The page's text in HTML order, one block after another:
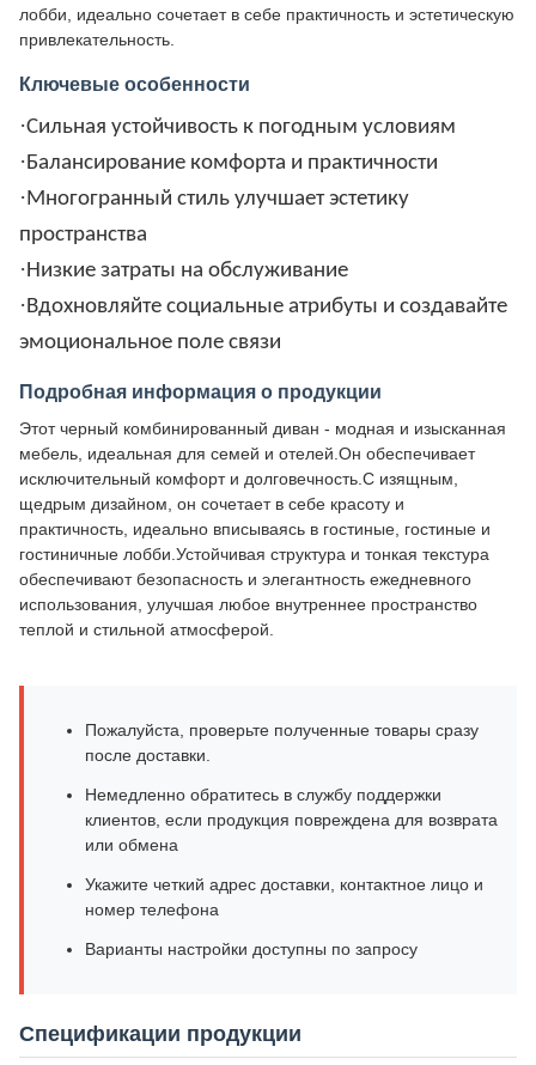
лобби, идеально сочетает в себе практичность и эстетическую
привлекательность.
Ключевые особенности
·Сильная устойчивость к погодным условиям
·Балансирование комфорта и практичности
·Многогранный стиль улучшает эстетику
пространства
·Низкие затраты на обслуживание
·Вдохновляйте социальные атрибуты и создавайте
эмоциональное поле связи
Подробная информация о продукции
Этот черный комбинированный диван - модная и изысканная
мебель, идеальная для семей и отелей.Он обеспечивает
исключительный комфорт и долговечность.С изящным,
щедрым дизайном, он сочетает в себе красоту и
практичность, идеально вписываясь в гостиные, гостиные и
гостиничные лобби.Устойчивая структура и тонкая текстура
обеспечивают безопасность и элегантность ежедневного
использования, улучшая любое внутреннее пространство
теплой и стильной атмосферой.
Пожалуйста, проверьте полученные товары сразу
после доставки.
Немедленно обратитесь в службу поддержки
клиентов, если продукция повреждена для возврата
или обмена
Укажите четкий адрес доставки, контактное лицо и
номер телефона
Варианты настройки доступны по запросу
Спецификации продукции